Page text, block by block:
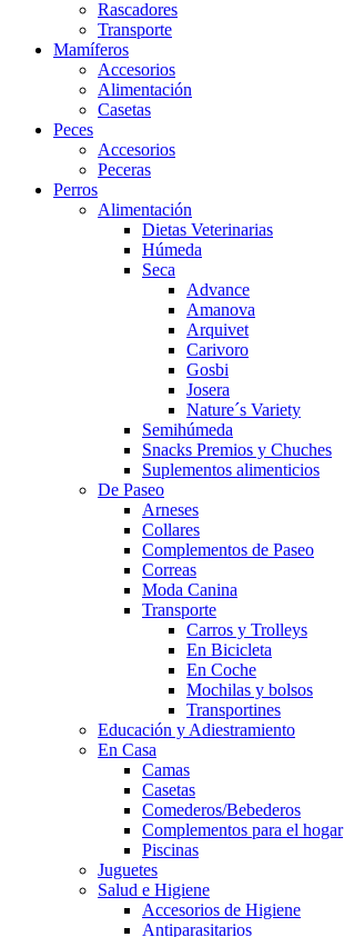
Rascadores
Transporte
Mamíferos
Accesorios
Alimentación
Casetas
Peces
Accesorios
Peceras
Perros
Alimentación
Dietas Veterinarias
Húmeda
Seca
Advance
Amanova
Arquivet
Carivoro
Gosbi
Josera
Nature´s Variety
Semihúmeda
Snacks Premios y Chuches
Suplementos alimenticios
De Paseo
Arneses
Collares
Complementos de Paseo
Correas
Moda Canina
Transporte
Carros y Trolleys
En Bicicleta
En Coche
Mochilas y bolsos
Transportines
Educación y Adiestramiento
En Casa
Camas
Casetas
Comederos/Bebederos
Complementos para el hogar
Piscinas
Juguetes
Salud e Higiene
Accesorios de Higiene
Antiparasitarios